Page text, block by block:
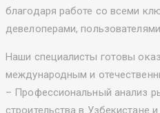
благодаря работе со всеми
девелоперами,
Наши специалисты готовы
международным и
– Профессиональный анализ
строительства в Узбекистане